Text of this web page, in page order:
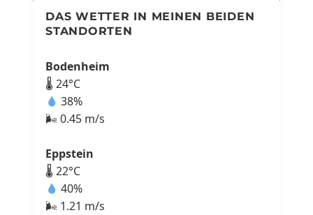
DAS WETTER IN MEINEN BEIDEN
STANDORTEN
Bodenheim
🌡 24°C
38%
🌬 0.45 m/s
Eppstein
🌡 22°C
40%
🌬 1.21 m/s